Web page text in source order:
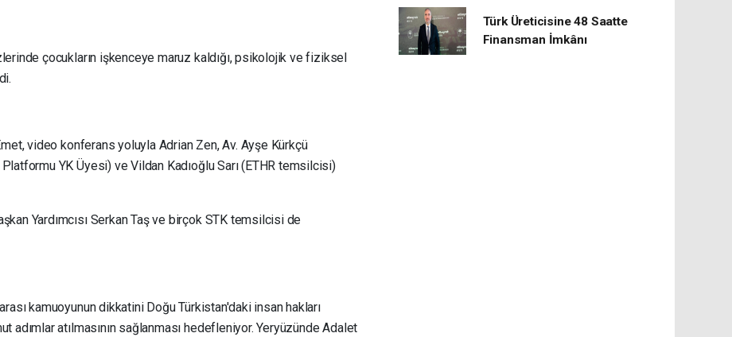
çocukların işkenceye maruz kaldığı, psikolojik ve fiziksel
video konferans yoluyla Adrian Zen, Av. Ayşe Kürkçü
YK Üyesi) ve Vildan Kadıoğlu Sarı (ETHR temsilcisi)
Yardımcısı Serkan Taş ve birçok STK temsilcisi de
kamuoyunun dikkatini Doğu Türkistan'daki insan hakları
atılmasının sağlanması hedefleniyor. Yeryüzünde Adalet
Türk Üreticisine 48 Saatte
Finansman İmkânı